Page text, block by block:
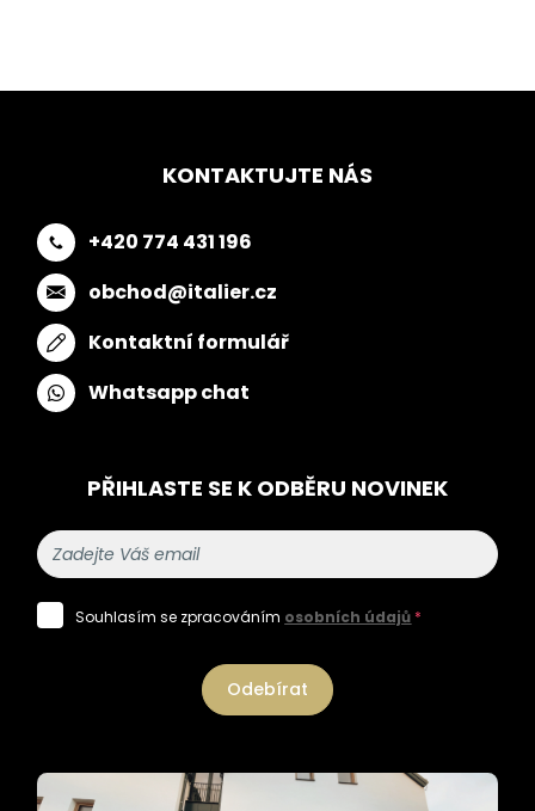
KONTAKTUJTE NÁS
+420 774 431 196
obchod@italier.cz
Kontaktní formulář
Whatsapp chat
PŘIHLASTE SE K ODBĚRU NOVINEK
Souhlasím se zpracováním osobních údajů *
Odebírat